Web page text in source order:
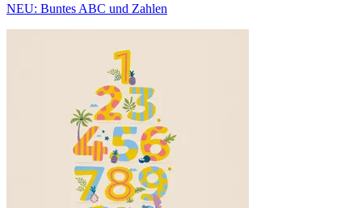
NEU: Buntes ABC und Zahlen